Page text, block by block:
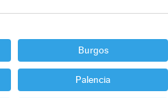
Burgos
Palencia